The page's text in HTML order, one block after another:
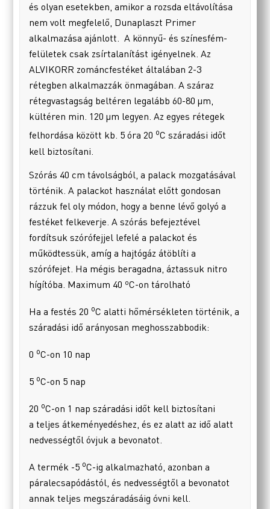
és olyan esetekben, amikor a rozsda eltávolítása
nem volt megfelelő, Dunaplaszt Primer
alkalmazása ajánlott. A könnyű- és színesfém-
felületek csak zsírtalanítást igényelnek. Az
ALVIKORR zománcfestéket általában 2-3
rétegben alkalmazzák önmagában. A száraz
rétegvastagság beltéren legalább 60-80 µm,
kültéren min. 120 µm legyen. Az egyes rétegek
felhordása között kb. 5 óra 20 oC száradási időt
kell biztosítani.
Szórás 40 cm távolságból, a palack mozgatásával
történik. A palackot használat előtt gondosan
rázzuk fel oly módon, hogy a benne lévő golyó a
festéket felkeverje. A szórás befejeztével
fordítsuk szórófejjel lefelé a palackot és
működtessük, amíg a hajtógáz átöblíti a
szórófejet. Ha mégis beragadna, áztassuk nitro
hígítóba. Maximum 40 ºC-on tárolható
Ha a festés 20 oC alatti hőmérsékleten történik, a
száradási idő arányosan meghosszabbodik:
0 oC-on 10 nap
5 oC-on 5 nap
20 oC-on 1 nap száradási időt kell biztosítani
a teljes átkeményedéshez, és ez alatt az idő alatt
nedvességtől óvjuk a bevonatot.
A termék -5 oC-ig alkalmazható, azonban a
páralecsapódástól, és nedvességtől a bevonatot
annak teljes megszáradásáig óvni kell.